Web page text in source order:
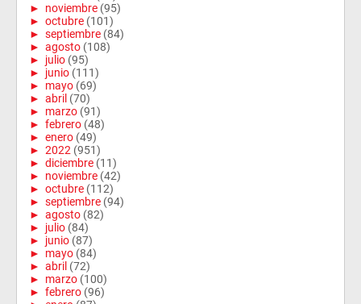
► noviembre (95)
► octubre (101)
► septiembre (84)
► agosto (108)
► julio (95)
► junio (111)
► mayo (69)
► abril (70)
► marzo (91)
► febrero (48)
► enero (49)
► 2022 (951)
► diciembre (11)
► noviembre (42)
► octubre (112)
► septiembre (94)
► agosto (82)
► julio (84)
► junio (87)
► mayo (84)
► abril (72)
► marzo (100)
► febrero (96)